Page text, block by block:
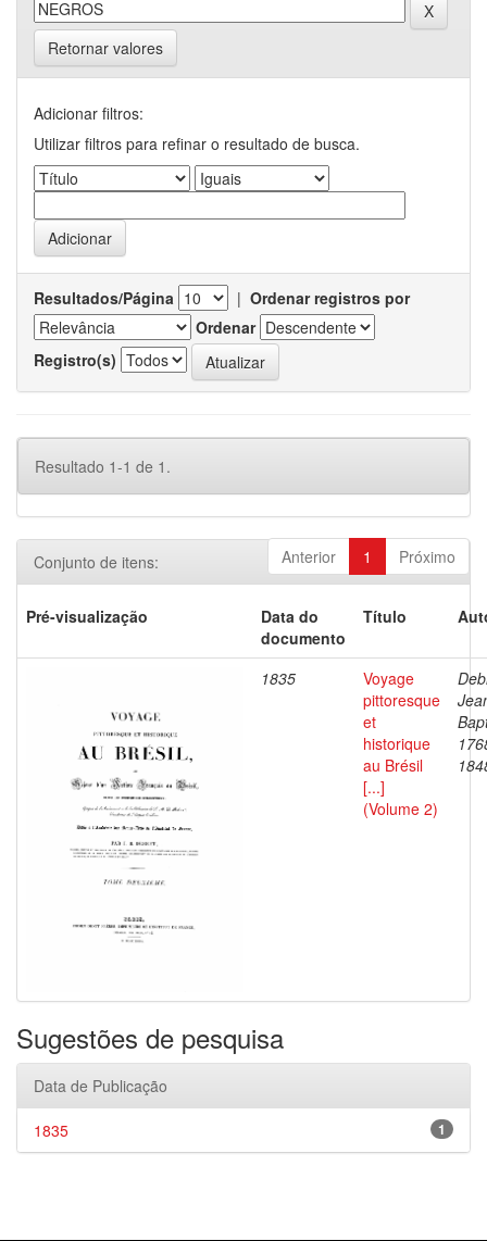
Retornar valores
Adicionar filtros:
Utilizar filtros para refinar o resultado de busca.
Resultados/Página | Ordenar registros por
Ordenar
Registro(s)
Resultado 1-1 de 1.
Anterior 1 Próximo
Conjunto de itens:
Pré-visualização
Data do
documento
Título
1835
Voyage
pittoresque
et
historique
au Brésil
[...]
(Volume 2)
Sugestões de pesquisa
Data de Publicação
1
1835